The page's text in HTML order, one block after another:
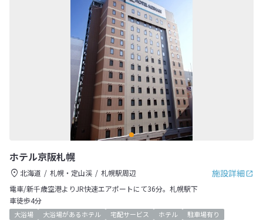
ホテル京阪札幌
施設詳細
北海道 札幌・定山渓
札幌駅周辺
電車/新千歳空港よりJR快速エアポートにて36分。札幌駅下
車徒歩4分
大浴場 大浴場があるホテル 宅配サービス ホテル
駐車場有り